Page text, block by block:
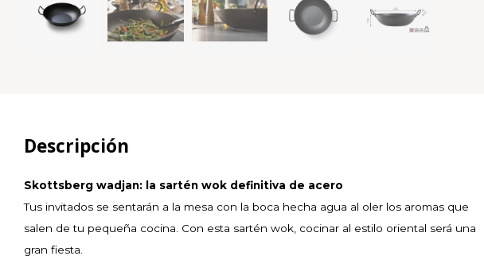
Descripción
Skottsberg wadjan: la sartén wok definitiva de acero
Tus invitados se sentarán a la mesa con la boca hecha agua al oler los aromas que
salen de tu pequeña cocina. Con esta sartén wok, cocinar al estilo oriental será una
gran fiesta.